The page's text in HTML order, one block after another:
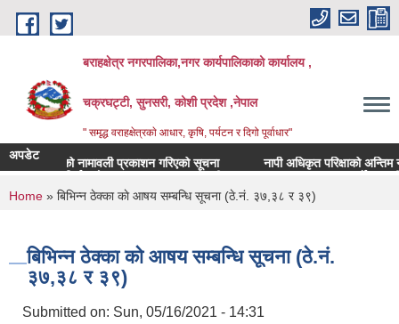
Skip to main content
बराहक्षेत्र नगरपालिका,नगर कार्यपालिकाको कार्यालय ,
चक्रघट्टी, सुनसरी, कोशी प्रदेश ,नेपाल
" समृद्ध वराहक्षेत्रकाे आधार, कृषि, पर्यटन र दिगो पूर्वाधार"
अपडेट
तहबृद्धिको नामावली प्रकाशन गरिएको सूचना
नापी अधिकृत परिक्षाको अन्तिम
You are here
Home » बिभिन्न ठेक्का काे आषय सम्बन्धि सूचना (ठे.नं. ३७,३८ र ३९)
बिभिन्न ठेक्का काे आषय सम्बन्धि सूचना (ठे.नं.
३७,३८ र ३९)
Submitted on: Sun, 05/16/2021 - 14:31